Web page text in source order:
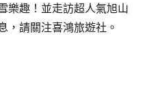
樂趣！並走訪超人氣旭山
，請關注喜鴻旅遊社。